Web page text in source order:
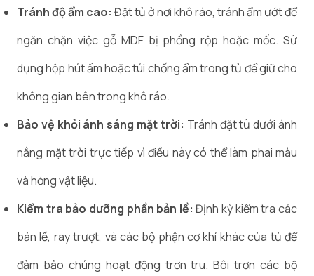
Tránh độ ẩm cao: Đặt tủ ở nơi khô ráo, tránh ẩm ướt để
ngăn chặn việc gỗ MDF bị phồng rộp hoặc mốc. Sử
dụng hộp hút ẩm hoặc túi chống ẩm trong tủ để giữ cho
không gian bên trong khô ráo.
Bảo vệ khỏi ánh sáng mặt trời: Tránh đặt tủ dưới ánh
nắng mặt trời trực tiếp vì điều này có thể làm phai màu
và hỏng vật liệu.
Kiểm tra bảo dưỡng phần bản lề: Định kỳ kiểm tra các
bản lề, ray trượt, và các bộ phận cơ khí khác của tủ để
đảm bảo chúng hoạt động trơn tru. Bôi trơn các bộ